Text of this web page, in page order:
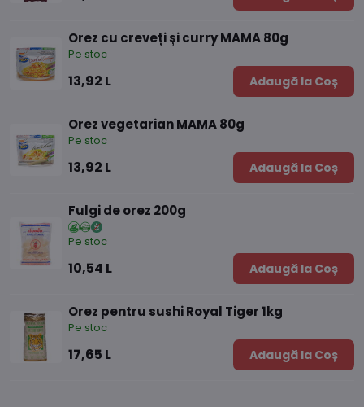
Orez cu creveți și curry MAMA 80g
Pe stoc
13,92 L Adaugă la Coș
Orez vegetarian MAMA 80g
Pe stoc
13,92 L Adaugă la Coș
Fulgi de orez 200g
Pe stoc
10,54 L Adaugă la Coș
Orez pentru sushi Royal Tiger 1kg
Pe stoc
17,65 L Adaugă la Coș